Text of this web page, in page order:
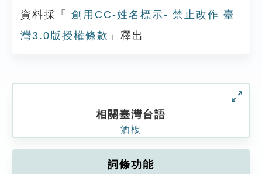
資料採「
創用CC-姓名標示- 禁止改作 臺
灣3.0版授權條款 」釋出
相關臺灣台語
酒樓
詞條功能